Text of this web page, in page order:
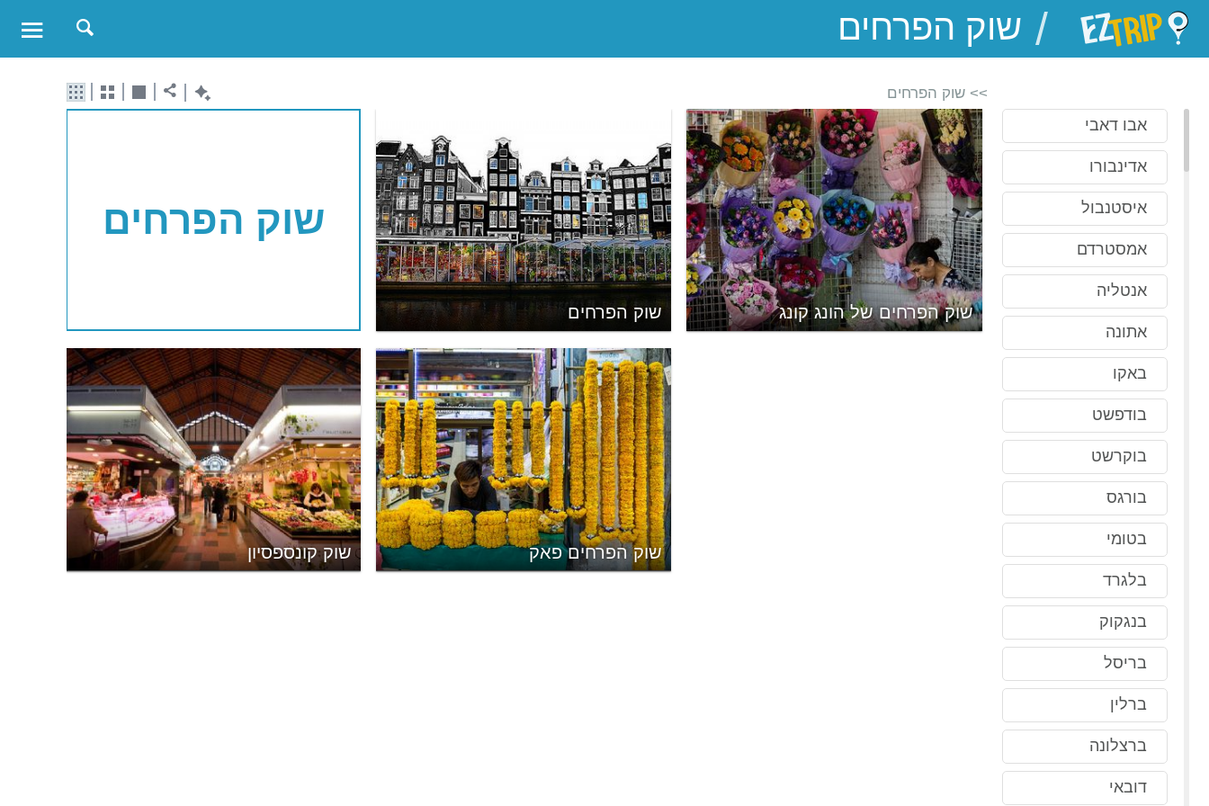
EZTrip
/
אבו דאבי
אדינבורו
איסטנבול
אמסטרדם
אנטליה
אתונה
באקו
בודפשט
בוקרשט
בורגס
בטומי
בלגרד
בנגקוק
בריסל
ברלין
ברצלונה
דובאי
>> שוק הפרחים
שוק הפרחים
שוק הפרחים שוק הפרחים של הונג קונג
שוק קונספסיון שוק הפרחים פאק